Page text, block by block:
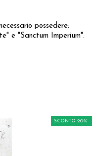
possedere:
e "Sanctum Imperium".
SCONTO 20%